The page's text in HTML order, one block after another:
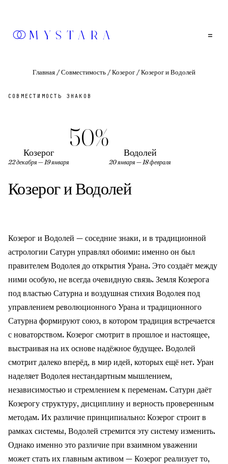
MYSTARA =
Главная /Совместимость /Козерог /Козерог и Водолей
СОВМЕСТИМОСТЬ ЗНАКОВ
Козерог
22 декабря — 19 января
50%
Водолей
20 января — 18 февраля
КозерогиВодолей
Козерог и Водолей — соседние знаки, и в традиционной
астрологии Сатурн управлял обоими: именно он был
правителем Водолея до открытия Урана. Это создаёт между
ними особую, не всегда очевидную связь. Земля Козерога
под властью Сатурна и воздушная стихия Водолея под
управлением революционного Урана и традиционного
Сатурна формируют союз, в котором традиция встречается
с новаторством. Козерог смотрит в прошлое и настоящее,
выстраивая на их основе надёжное будущее. Водолей
смотрит далеко вперёд, в мир идей, которых ещё нет. Уран
наделяет Водолея нестандартным мышлением,
независимостью и стремлением к переменам. Сатурн даёт
Козерогу структуру, дисциплину и верность проверенным
методам. Их различие принципиально: Козерог строит в
рамках системы, Водолей стремится эту систему изменить.
Однако именно это различие при взаимном уважении
может стать их главным активом — Козерог реализует то,